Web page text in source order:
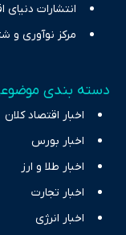
انتشارات دنیای
مرکز نوآوری و
دسته بندی
اخبار اقتصاد کلان
اخبار بورس
اخبار طلا و ارز
اخبار تجارت
اخبار انرژی